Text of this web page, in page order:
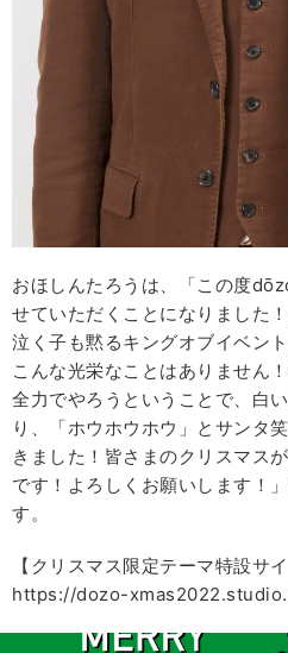
おほしんたろうは、「この度
せていただくことになりました
泣く子も黙るキングオブイベン
こんな光栄なことはありません
全力でやろうということで、白
り、「ホウホウホウ」とサンタ
きました！皆さまのクリスマス
です！よろしくお願いします！
す。
【クリスマス限定テーマ特設サイ
https://dozo-